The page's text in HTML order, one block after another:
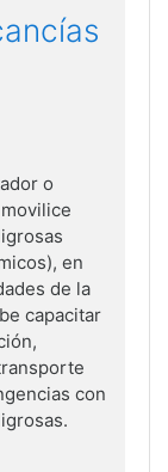
o
en
de la
capacitar
con